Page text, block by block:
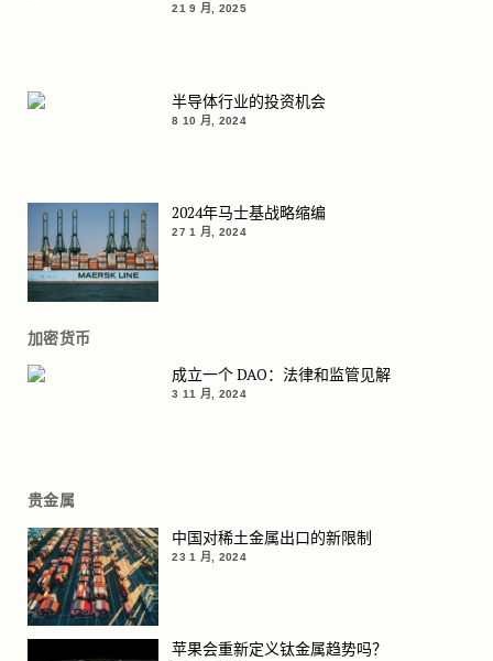
21 9 月, 2025
半导体行业的投资机会
8 10 月, 2024
2024年马士基战略缩编
27 1 月, 2024
加密货币
成立一个 DAO：法律和监管见解
3 11 月, 2024
贵金属
中国对稀土金属出口的新限制
23 1 月, 2024
苹果会重新定义钛金属趋势吗？